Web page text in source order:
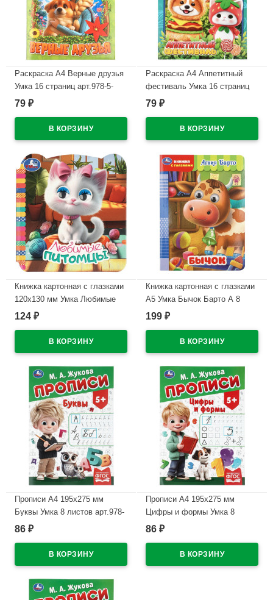
Раскраска А4 Верные друзья
Умка 16 страниц арт.978-5-
506-11527-4
79 ₽
Раскраска А4 Аппетитный
фестиваль Умка 16 страниц
арт.978-5-506-11516-8
79 ₽
Книжка картонная с глазками
120х130 мм Умка Любимые
питомцы 8 стр арт.978-5-506-
124 ₽
Книжка картонная с глазками
А5 Умка Бычок Барто А 8
страниц арт.978-5-506-11253-2
199 ₽
Прописи А4 195х275 мм
Буквы Умка 8 листов арт.978-
5-506-11504-5
86 ₽
Прописи А4 195х275 мм
Цифры и формы Умка 8
листов арт.978-5-506-11502-1
86 ₽